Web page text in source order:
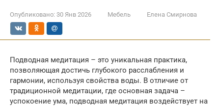
Опубликовано: 30 Янв 2026 Мебель Елена Смирнова
Подводная медитация – это уникальная практика,
позволяющая достичь глубокого расслабления и
гармонии, используя свойства воды. В отличие от
традиционной медитации, где основная задача –
успокоение ума, подводная медитация воздействует на